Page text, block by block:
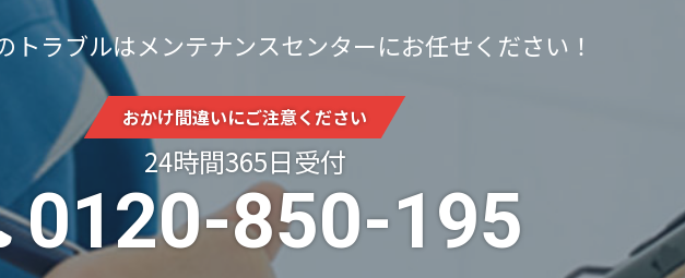
トラブルはメンテナンスセンターにお任せください！
おかけ間違いにご注意ください
24時間365日受付
0120-850-195